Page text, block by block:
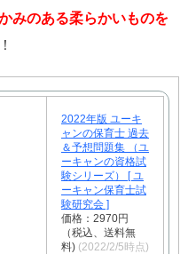
みのある柔らかいものを
2022年版 ユーキ
ャンの保育士 過去
＆予想問題集 （ユ
ーキャンの資格試
験シリーズ） [ ユ
ーキャン保育士試
験研究会 ]
価格：2970円
（税込、送料無
料) (2022/2/5時点)